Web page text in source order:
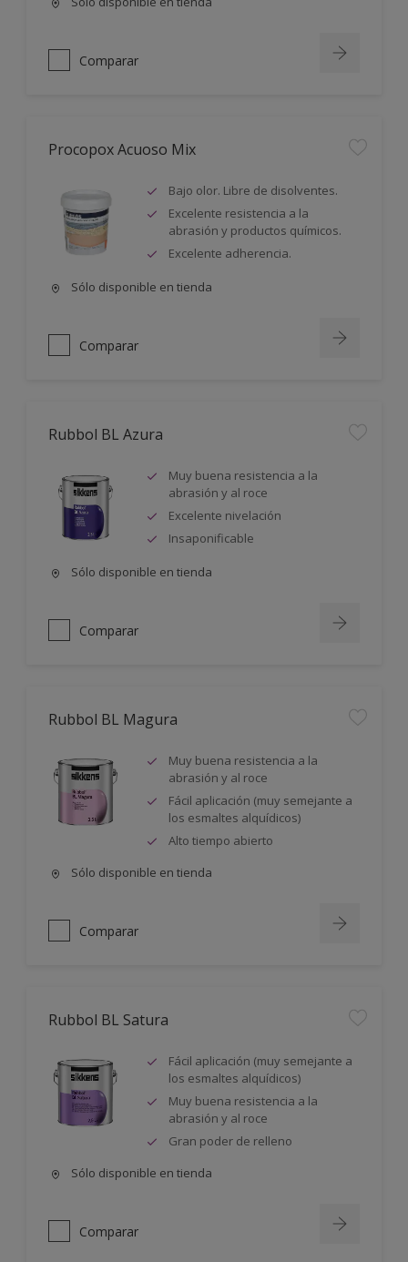
Comparar
Procopox Acuoso Mix
Bajo olor. Libre de disolventes.
Excelente resistencia a la
abrasión y productos químicos.
Excelente adherencia.
Sólo disponible en tienda
Comparar
Rubbol BL Azura
Muy buena resistencia a la
abrasión y al roce
Excelente nivelación
Insaponificable
Sólo disponible en tienda
Comparar
Rubbol BL Magura
Muy buena resistencia a la
abrasión y al roce
Fácil aplicación (muy semejante a
los esmaltes alquídicos)
Alto tiempo abierto
Sólo disponible en tienda
Comparar
Rubbol BL Satura
Fácil aplicación (muy semejante a
los esmaltes alquídicos)
Muy buena resistencia a la
abrasión y al roce
Gran poder de relleno
Sólo disponible en tienda
Comparar